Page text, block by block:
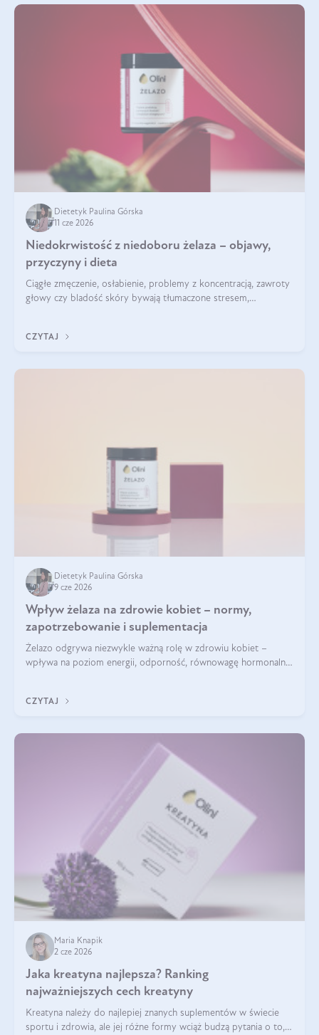
Dietetyk Paulina Górska
11 cze 2026
Niedokrwistość z niedoboru żelaza – objawy,
przyczyny i dieta
Ciągłe zmęczenie, osłabienie, problemy z koncentracją, zawroty
głowy czy bladość skóry bywają tłumaczone stresem,
CZYTAJ
Dietetyk Paulina Górska
9 cze 2026
Wpływ żelaza na zdrowie kobiet – normy,
zapotrzebowanie i suplementacja
Żelazo odgrywa niezwykle ważną rolę w zdrowiu kobiet –
wpływa na poziom energii, odporność, równowagę hormonalną
zawrotów głowy czy problemów z
CZYTAJ
Maria Knapik
2 cze 2026
Jaka kreatyna najlepsza? Ranking
najważniejszych cech kreatyny
Kreatyna należy do najlepiej znanych suplementów w świecie
sportu i zdrowia, ale jej różne formy wciąż budzą pytania o to,